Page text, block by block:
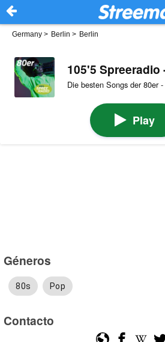
Germany > Berlin > Berlin
105'5 Spreeradio
Die besten Songs der 80er
Play
Géneros
80s Pop
Contacto